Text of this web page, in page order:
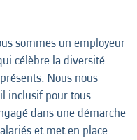
sommes un employeur
célèbre la diversité
Nous nous
inclusif pour tous.
dans une démarche
et met en place